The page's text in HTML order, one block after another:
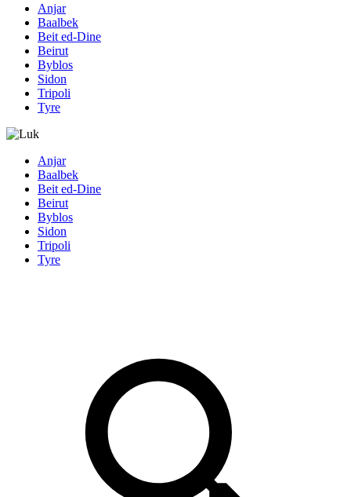
Anjar
Baalbek
Beit ed-Dine
Beirut
Byblos
Sidon
Tripoli
Tyre
Anjar
Baalbek
Beit ed-Dine
Beirut
Byblos
Sidon
Tripoli
Tyre